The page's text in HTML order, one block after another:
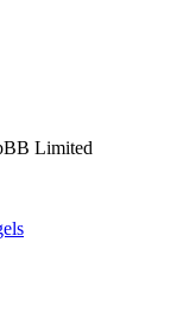
Limited